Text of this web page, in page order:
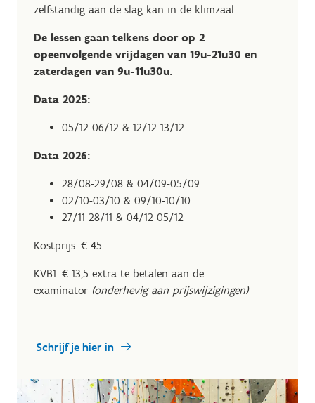
zelfstandig aan de slag kan in de klimzaal.
De lessen gaan telkens door op 2
opeenvolgende vrijdagen van 19u-21u30 en
zaterdagen van 9u-11u30u.
Data 2025:
05/12-06/12 & 12/12-13/12
Data 2026:
28/08-29/08 & 04/09-05/09
02/10-03/10 & 09/10-10/10
27/11-28/11 & 04/12-05/12
Kostprijs: € 45
KVB1: € 13,5 extra te betalen aan de
examinator (onderhevig aan prijswijzigingen)
Schrijf je hier in